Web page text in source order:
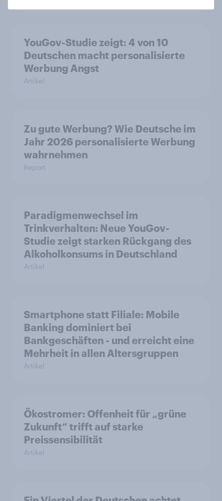
YouGov-Studie zeigt: 4 von 10
Deutschen macht personalisierte
Werbung Angst
Artikel
Zu gute Werbung? Wie Deutsche im
Jahr 2026 personalisierte Werbung
wahrnehmen
Report
Paradigmenwechsel im
Trinkverhalten: Neue YouGov-
Studie zeigt starken Rückgang des
Alkoholkonsums in Deutschland
Artikel
Smartphone statt Filiale: Mobile
Banking dominiert bei
Bankgeschäften - und erreicht eine
Mehrheit in allen Altersgruppen
Artikel
Ökostromer: Offenheit für „grüne
Zukunft“ trifft auf starke
Preissensibilität
Artikel